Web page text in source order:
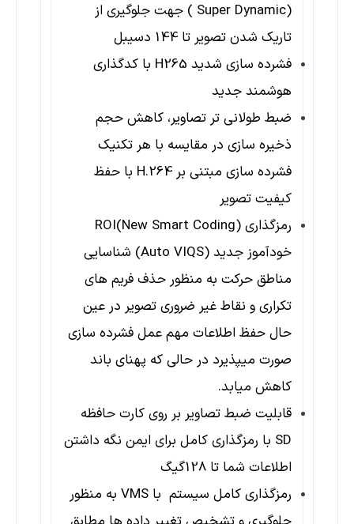
(Super Dynamic ) جهت جلوگیری از
تاریک شدن تصویر تا 144 دسیبل
فشرده سازی شدید H265 با کدگذاری
هوشمند جدید
ضبط طولانی تر تصاویر، کاهش حجم
ذخیره سازی در مقایسه با هر تکنیک
فشرده سازی مبتنی بر H.264 با حفظ
کیفیت تصویر
رمزگذاری ROI(New Smart Coding)
خودآموز جدید (Auto VIQS) شناسایی
مناطق حرکت به منظور حذف فریم های
تکراری و نقاط غیر ضروری تصویر در عین
حال حفظ اطلاعات مهم عمل فشرده سازی
صورت میپذیرد در حالی که پهنای باند
کاهش میابد.
قابلیت ضبط تصاویر بر روی کارت حافظه
SD با رمزگذاری کامل برای ایمن نگه داشتن
اطلاعات شما تا 128گیگ
رمزگذاری کامل سیستم با VMS به منظور